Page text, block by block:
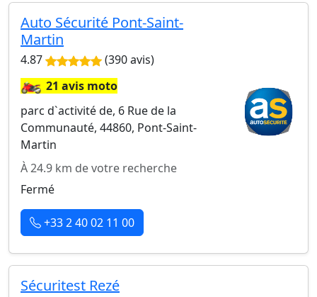
Auto Sécurité Pont-Saint-
Martin
4.87 (390 avis)
🏍️21 avis moto
parc d`activité de, 6 Rue de la
Communauté, 44860, Pont-Saint-
Martin
À 24.9 km de votre recherche
Fermé
+33 2 40 02 11 00
Sécuritest Rezé